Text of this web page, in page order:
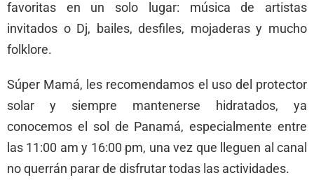
favoritas en un solo lugar: música de artistas
invitados o Dj, bailes, desfiles, mojaderas y mucho
folklore.
Súper Mamá, les recomendamos el uso del protector
solar y siempre mantenerse hidratados, ya
conocemos el sol de Panamá, especialmente entre
las 11:00 am y 16:00 pm, una vez que lleguen al canal
no querrán parar de disfrutar todas las actividades.